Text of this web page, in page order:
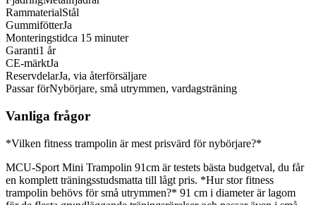
RammaterialStål
GummifötterJa
Monteringstidca 15 minuter
Garanti1 år
CE-märktJa
ReservdelarJa, via återförsäljare
Passar förNybörjare, små utrymmen, vardagsträning
Vanliga frågor
*Vilken fitness trampolin är mest prisvärd för nybörjare?*
MCU-Sport Mini Trampolin 91cm är testets bästa budgetval, du får
en komplett träningsstudsmatta till lågt pris. *Hur stor fitness
trampolin behövs för små utrymmen?* 91 cm i diameter är lagom